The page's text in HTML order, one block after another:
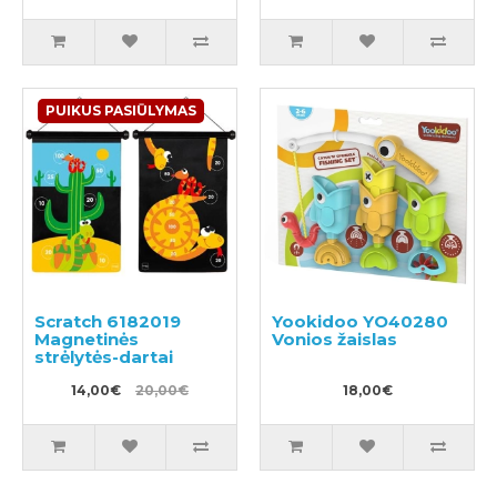
PUIKUS PASIŪLYMAS
Scratch 6182019
Magnetinės
strėlytės-dartai
14,00€ 20,00€
Yookidoo YO40280
Vonios žaislas
18,00€